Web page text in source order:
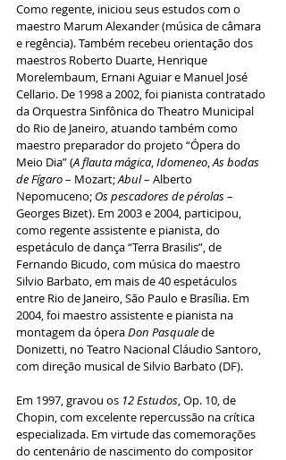
Como regente, iniciou seus estudos com o
maestro Marum Alexander (música de câmara
e regência). Também recebeu orientação dos
maestros Roberto Duarte, Henrique
Morelembaum, Ernani Aguiar e Manuel José
Cellario. De 1998 a 2002, foi pianista contratado
da Orquestra Sinfônica do Theatro Municipal
do Rio de Janeiro, atuando também como
maestro preparador do projeto “Ópera do
Meio Dia” (A flauta mágica, Idomeneo, As bodas
de Fígaro – Mozart; Abul – Alberto
Nepomuceno; Os pescadores de pérolas –
Georges Bizet). Em 2003 e 2004, participou,
como regente assistente e pianista, do
espetáculo de dança “Terra Brasilis”, de
Fernando Bicudo, com música do maestro
Silvio Barbato, em mais de 40 espetáculos
entre Rio de Janeiro, São Paulo e Brasília. Em
2004, foi maestro assistente e pianista na
montagem da ópera Don Pasquale de
Donizetti, no Teatro Nacional Cláudio Santoro,
com direção musical de Silvio Barbato (DF).
Em 1997, gravou os 12 Estudos, Op. 10, de
Chopin, com excelente repercussão na crítica
especializada. Em virtude das comemorações
do centenário de nascimento do compositor